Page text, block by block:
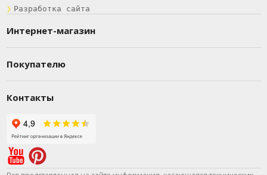
❯ Разработка сайта
Интернет-магазин
Покупателю
Контакты